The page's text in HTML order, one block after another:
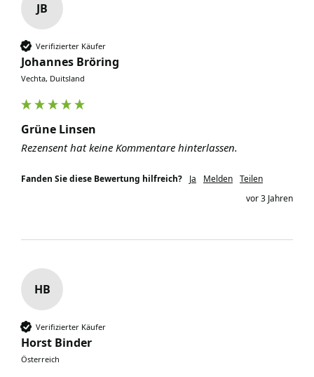
JB
Verifizierter Käufer
Johannes Bröring
Vechta, Duitsland
Grüne Linsen
Rezensent hat keine Kommentare hinterlassen.
Fanden Sie diese Bewertung hilfreich? Ja Melden Teilen
vor 3 Jahren
HB
Verifizierter Käufer
Horst Binder
Österreich